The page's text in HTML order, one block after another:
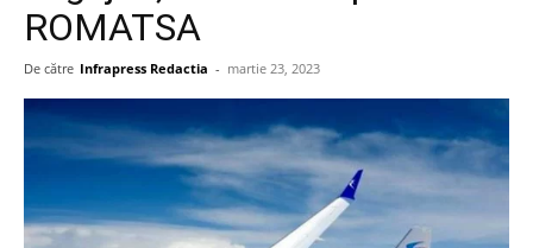
ROMATSA
De către Infrapress Redactia - martie 23, 2023